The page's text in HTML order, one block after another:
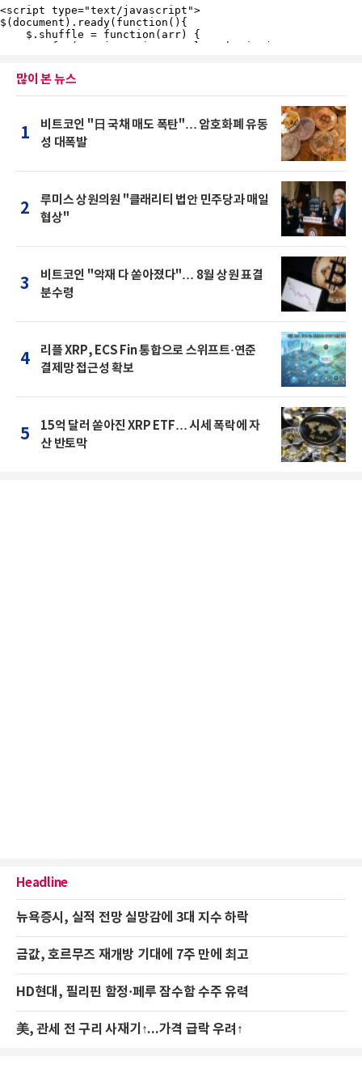
많이 본 뉴스
1
비트코인 "日 국채 매도 폭탄"… 암호화폐 유동
성 대폭발
2
루미스 상원의원 "클래리티 법안 민주당과 매일
협상"
3
비트코인 "악재 다 쏟아졌다"… 8월 상원 표결
분수령
4
리플 XRP, ECS Fin 통합으로 스위프트·연준
결제망 접근성 확보
5
15억 달러 쏟아진 XRP ETF… 시세 폭락에 자
산 반토막
Headline
뉴욕증시, 실적 전망 실망감에 3대 지수 하락
금값, 호르무즈 재개방 기대에 7주 만에 최고
HD현대, 필리핀 함정·페루 잠수함 수주 유력
美, 관세 전 구리 사재기↑...가격 급락 우려↑